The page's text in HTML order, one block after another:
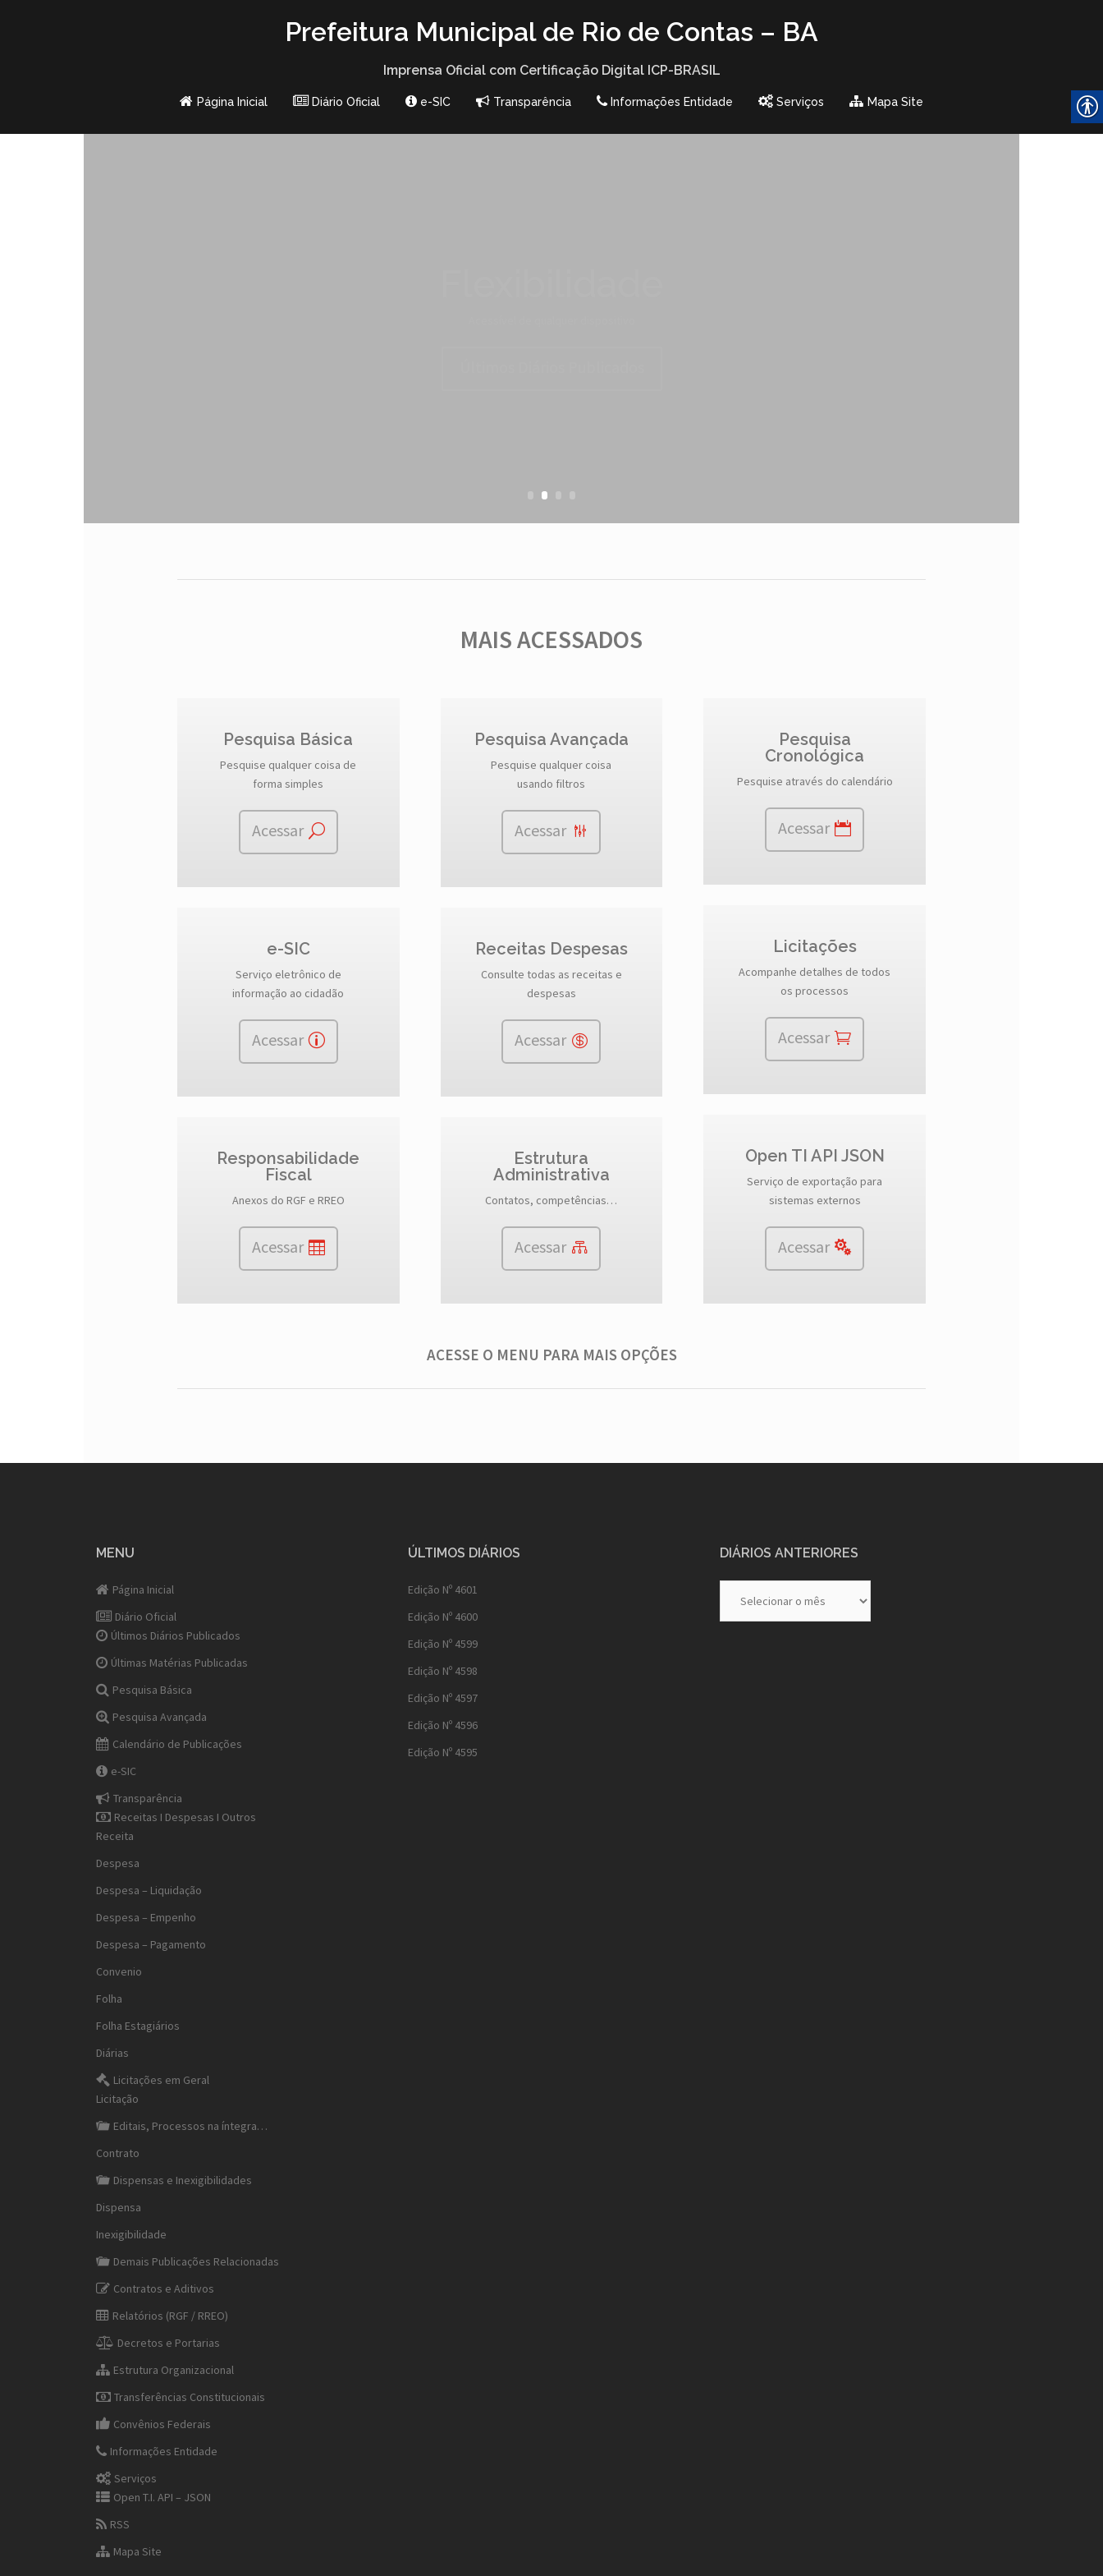
Prefeitura Municipal de Rio de Contas – BA
Imprensa Oficial com Certificação Digital ICP-BRASIL
Página Inicial Diário Oficial e-SIC Transparência Informações Entidade Serviços Mapa Site
MAIS ACESSADOS
Pesquisa Básica
Pesquise qualquer coisa de
forma simples
Acessar
e-SIC
Serviço eletrônico de
informação ao cidadão
Acessar
Responsabilidade
Fiscal
Anexos do RGF e RREO
Acessar
Pesquisa Avançada
Pesquise qualquer coisa
usando filtros
Acessar
Receitas Despesas
Consulte todas as receitas e
despesas
Acessar
Estrutura
Administrativa
Contatos, competências…
Acessar
Pesquisa
Cronológica
Pesquise através do calendário
Acessar
Licitações
Acompanhe detalhes de todos
os processos
Acessar
Open TI API JSON
Serviço de exportação para
sistemas externos
Acessar
ACESSE O MENU PARA MAIS OPÇÕES
MENU
Página Inicial
Diário Oficial
Últimos Diários Publicados
Últimas Matérias Publicadas
Pesquisa Básica
Pesquisa Avançada
Calendário de Publicações
e-SIC
Transparência
Receitas I Despesas I Outros
Receita
Despesa
Despesa – Liquidação
Despesa – Empenho
Despesa – Pagamento
Convenio
Folha
Folha Estagiários
Diárias
Licitações em Geral
Licitação
Editais, Processos na íntegra…
Contrato
Dispensas e Inexigibilidades
Dispensa
Inexigibilidade
Demais Publicações Relacionadas
Contratos e Aditivos
Relatórios (RGF / RREO)
Decretos e Portarias
Estrutura Organizacional
Transferências Constitucionais
Convênios Federais
Informações Entidade
Serviços
Open T.I. API – JSON
RSS
Mapa Site
ÚLTIMOS DIÁRIOS
Edição Nº 4601
Edição Nº 4600
Edição Nº 4599
Edição Nº 4598
Edição Nº 4597
Edição Nº 4596
Edição Nº 4595
DIÁRIOS ANTERIORES
Anteriores